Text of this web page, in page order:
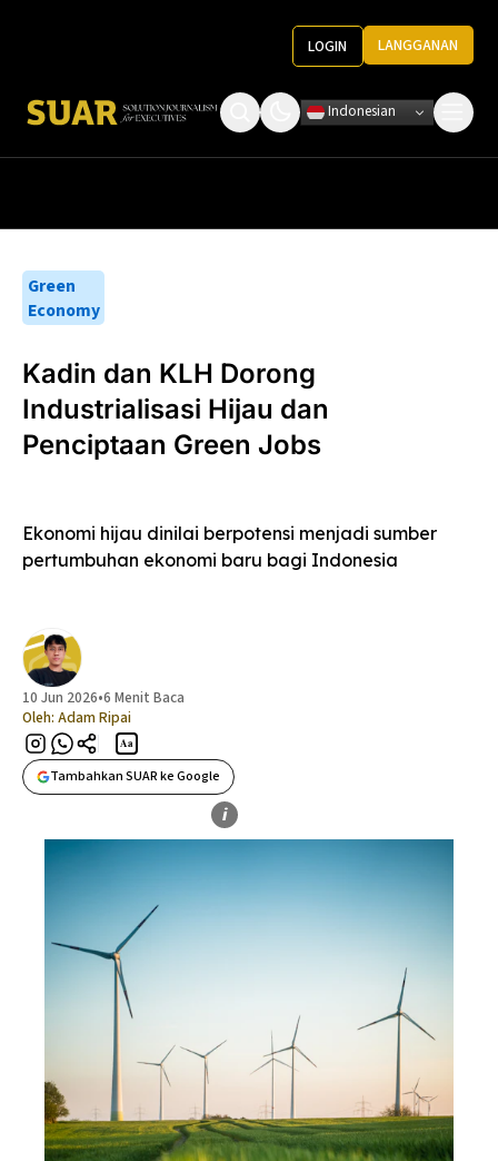
LOGIN LANGGANAN
Ketentuan Penggunaan
Indonesian
Green
Economy
Kadin dan KLH Dorong
Industrialisasi Hijau dan
Penciptaan Green Jobs
Ekonomi hijau dinilai berpotensi menjadi sumber
pertumbuhan ekonomi baru bagi Indonesia
10 Jun 2026•6 Menit Baca
Oleh: Adam Ripai
Aa
Tambahkan SUAR ke Google
i